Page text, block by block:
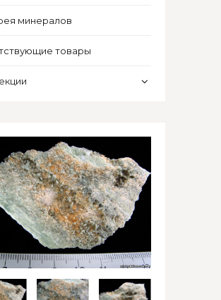
минералов
товары